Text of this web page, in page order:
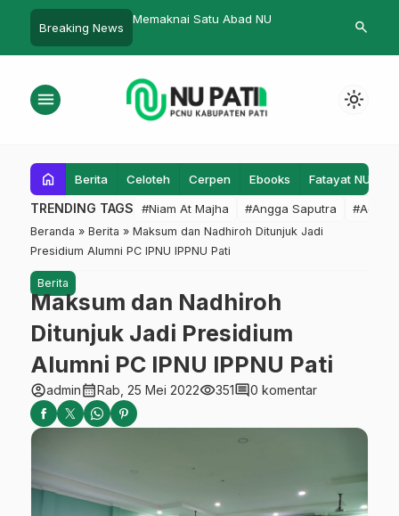
Breaking News
Lengkapnya
Memaknai Satu Abad NU
PC IPNU
search
menu light_mode
home Berita Celoteh Cerpen Ebooks Fatayat NU
TRENDING TAGS #Niam At Majha #Angga Saputra #Admin
Beranda » Berita » Maksum dan Nadhiroh Ditunjuk Jadi
Presidium Alumni PC IPNU IPPNU Pati
Berita
Maksum dan Nadhiroh
Ditunjuk Jadi Presidium
Alumni PC IPNU IPPNU Pati
account_circleadmincalendar_monthRab, 25 Mei 2022visibility351comment0 komentar